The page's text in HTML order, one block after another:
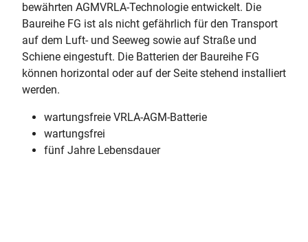
bewährten AGMVRLA-Technologie entwickelt. Die
Baureihe FG ist als nicht gefährlich für den Transport
auf dem Luft- und Seeweg sowie auf Straße und
Schiene eingestuft. Die Batterien der Baureihe FG
können horizontal oder auf der Seite stehend installiert
werden.
wartungsfreie VRLA-AGM-Batterie
wartungsfrei
fünf Jahre Lebensdauer